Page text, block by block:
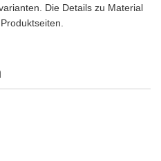
Die Details zu Material